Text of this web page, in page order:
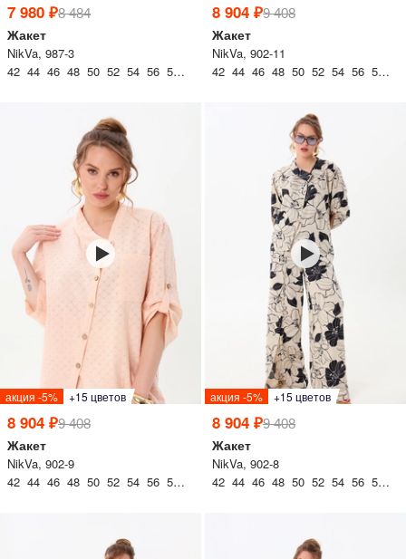
7 980 ₽8 484
Жакет
NikVa, 987-3
42 44 46 48 50 52 54 56 58 60
8 904 ₽9 408
Жакет
NikVa, 902-11
42 44 46 48 50 52 54 56 58 60
акция -5% +15 цветов
8 904 ₽9 408
Жакет
NikVa, 902-9
42 44 46 48 50 52 54 56 58 60
акция -5% +15 цветов
8 904 ₽9 408
Жакет
NikVa, 902-8
42 44 46 48 50 52 54 56 58 60
Подписаться